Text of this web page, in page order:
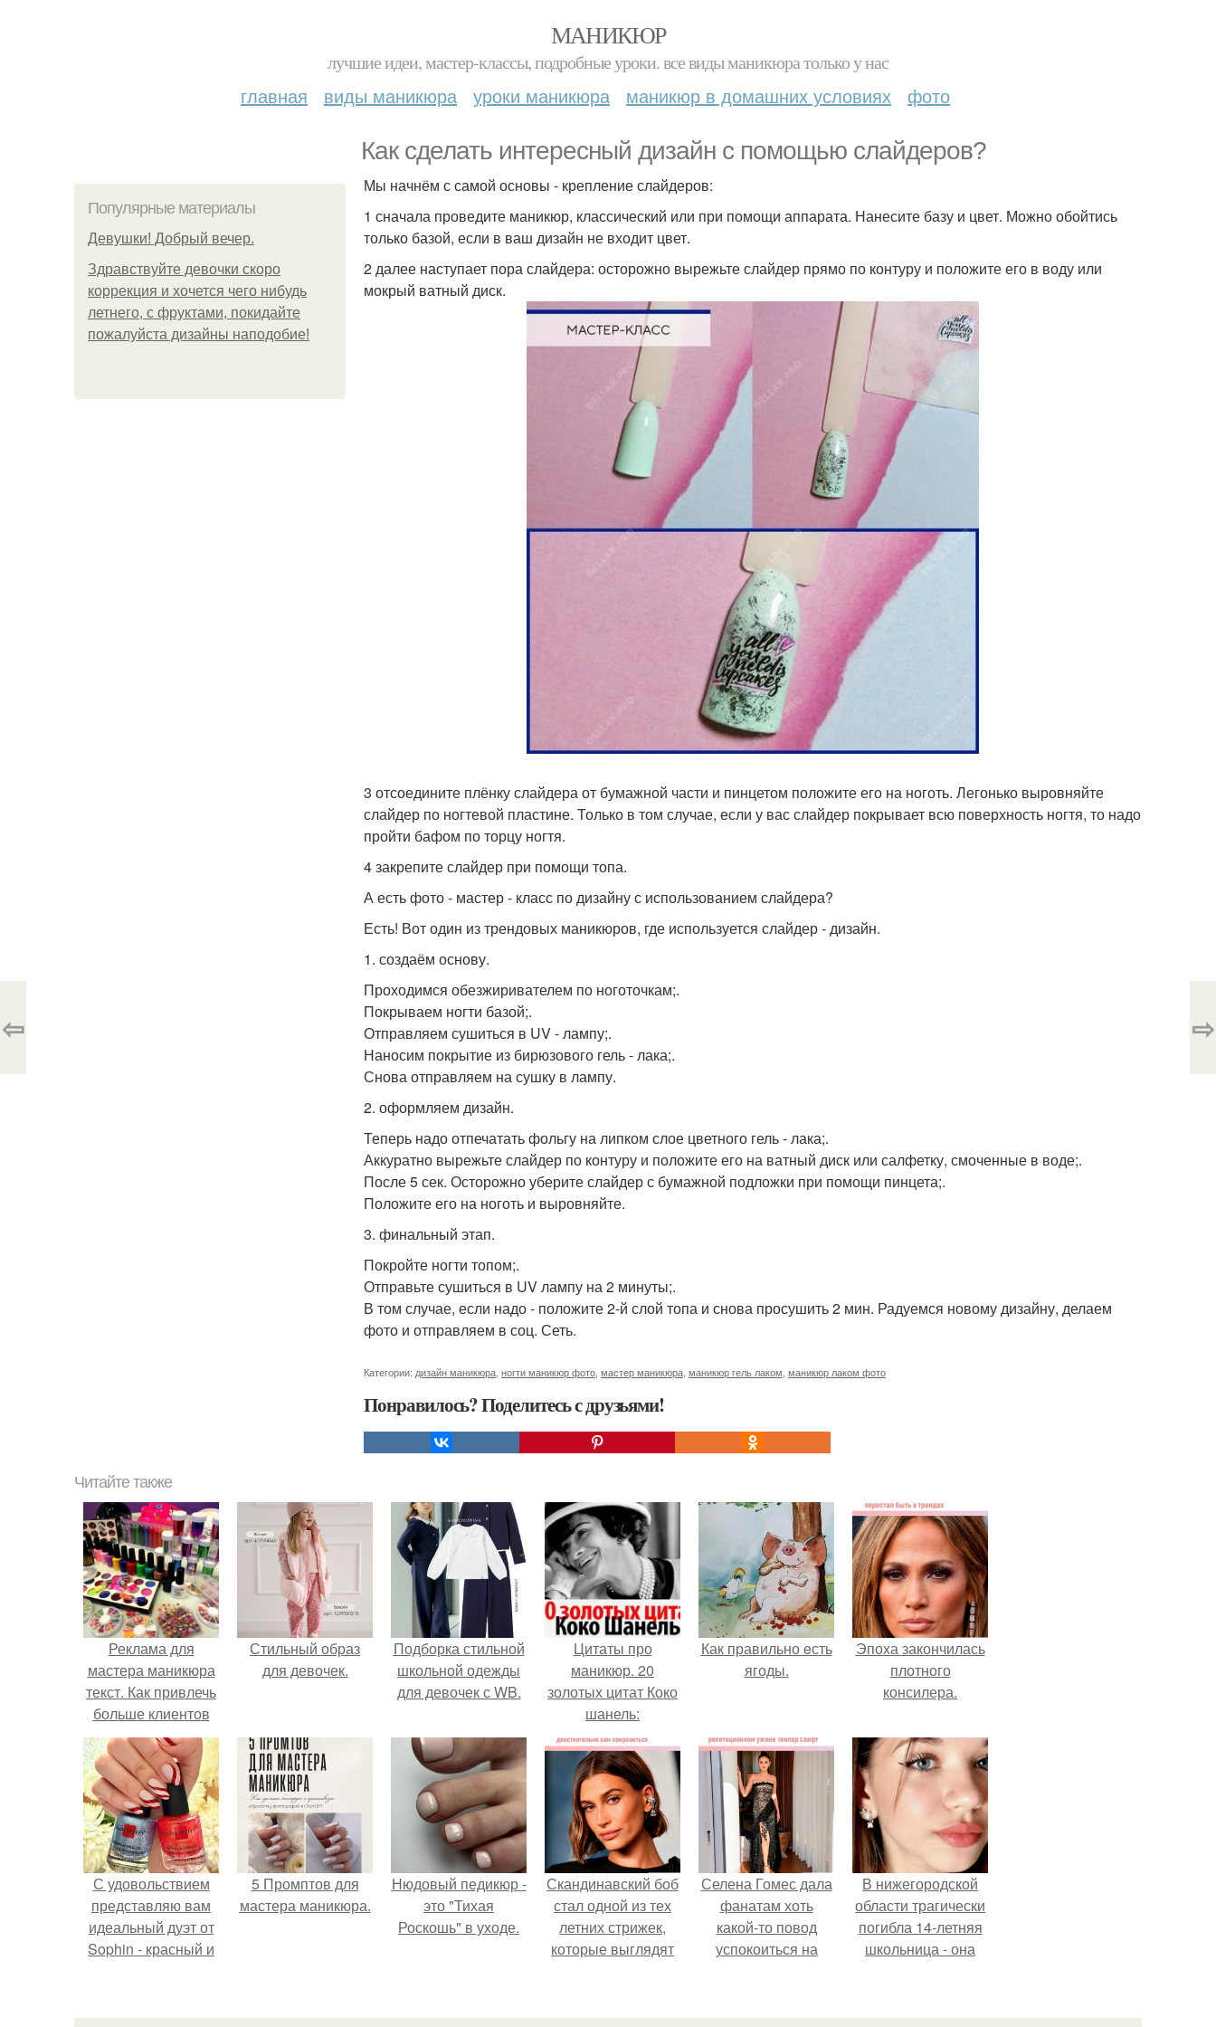
МАНИКЮР
лучшие идеи, мастер-классы, подробные уроки. все виды маникюра только у нас
главная виды маникюра уроки маникюра маникюр в домашних условиях фото
Как сделать интересный дизайн с помощью слайдеров?
Популярные материалы
Девушки! Добрый вечер.
Здравствуйте девочки скоро
коррекция и хочется чего нибудь
летнего, с фруктами, покидайте
пожалуйста дизайны наподобие!
Мы начнём с самой основы - крепление слайдеров:
1 сначала проведите маникюр, классический или при помощи аппарата. Нанесите базу и цвет. Можно обойтись
только базой, если в ваш дизайн не входит цвет.
2 далее наступает пора слайдера: осторожно вырежьте слайдер прямо по контуру и положите его в воду или
мокрый ватный диск.
3 отсоедините плёнку слайдера от бумажной части и пинцетом положите его на ноготь. Легонько выровняйте
слайдер по ногтевой пластине. Только в том случае, если у вас слайдер покрывает всю поверхность ногтя, то надо
пройти бафом по торцу ногтя.
4 закрепите слайдер при помощи топа.
А есть фото - мастер - класс по дизайну с использованием слайдера?
Есть! Вот один из трендовых маникюров, где используется слайдер - дизайн.
1. создаём основу.
Проходимся обезжиривателем по ноготочкам;.
Покрываем ногти базой;.
Отправляем сушиться в UV - лампу;.
Наносим покрытие из бирюзового гель - лака;.
Снова отправляем на сушку в лампу.
2. оформляем дизайн.
Теперь надо отпечатать фольгу на липком слое цветного гель - лака;.
Аккуратно вырежьте слайдер по контуру и положите его на ватный диск или салфетку, смоченные в воде;.
После 5 сек. Осторожно уберите слайдер с бумажной подложки при помощи пинцета;.
Положите его на ноготь и выровняйте.
3. финальный этап.
Покройте ногти топом;.
Отправьте сушиться в UV лампу на 2 минуты;.
В том случае, если надо - положите 2-й слой топа и снова просушить 2 мин. Радуемся новому дизайну, делаем
фото и отправляем в соц. Сеть.
Категории: дизайн маникюра ногти маникюр фото мастер маникюра маникюр гель лаком маникюр лаком фото
Понравилось? Поделитесь с друзьями!
⇦ ⇨
Читайте также
Реклама для
мастера маникюра
текст. Как привлечь
больше клиентов
на маникюр
Стильный образ
для девочек.
Подборка стильной
школьной одежды
для девочек с WB.
Цитаты про
маникюр. 20
золотых цитат Коко
шанель:
Как правильно eсть
ягоды.
Эпоха закончилась
плотного
консилера.
С удовольствием
представляю вам
идеальный дуэт от
Sophin - красный и
номер 0262.
5 Промптов для
мастера маникюра.
Нюдовый педикюр -
это "Тихая
Роскошь" в уходе.
Скандинавский боб
стал одной из тех
летних стрижек,
которые выглядят
Селена Гомес дала
фанатам хоть
какой-то повод
успокоиться на
свадьбе Тейлор
В нижегородской
области трагически
погибла 14-летняя
школьница - она
к контрольной по